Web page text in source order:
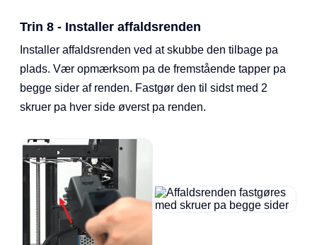
Trin 8 - Installer affaldsrenden
Installer affaldsrenden ved at skubbe den tilbage pa
plads. Vær opmærksom pa de fremstående tapper pa
begge sider af renden. Fastgør den til sidst med 2
skruer pa hver side øverst pa renden.